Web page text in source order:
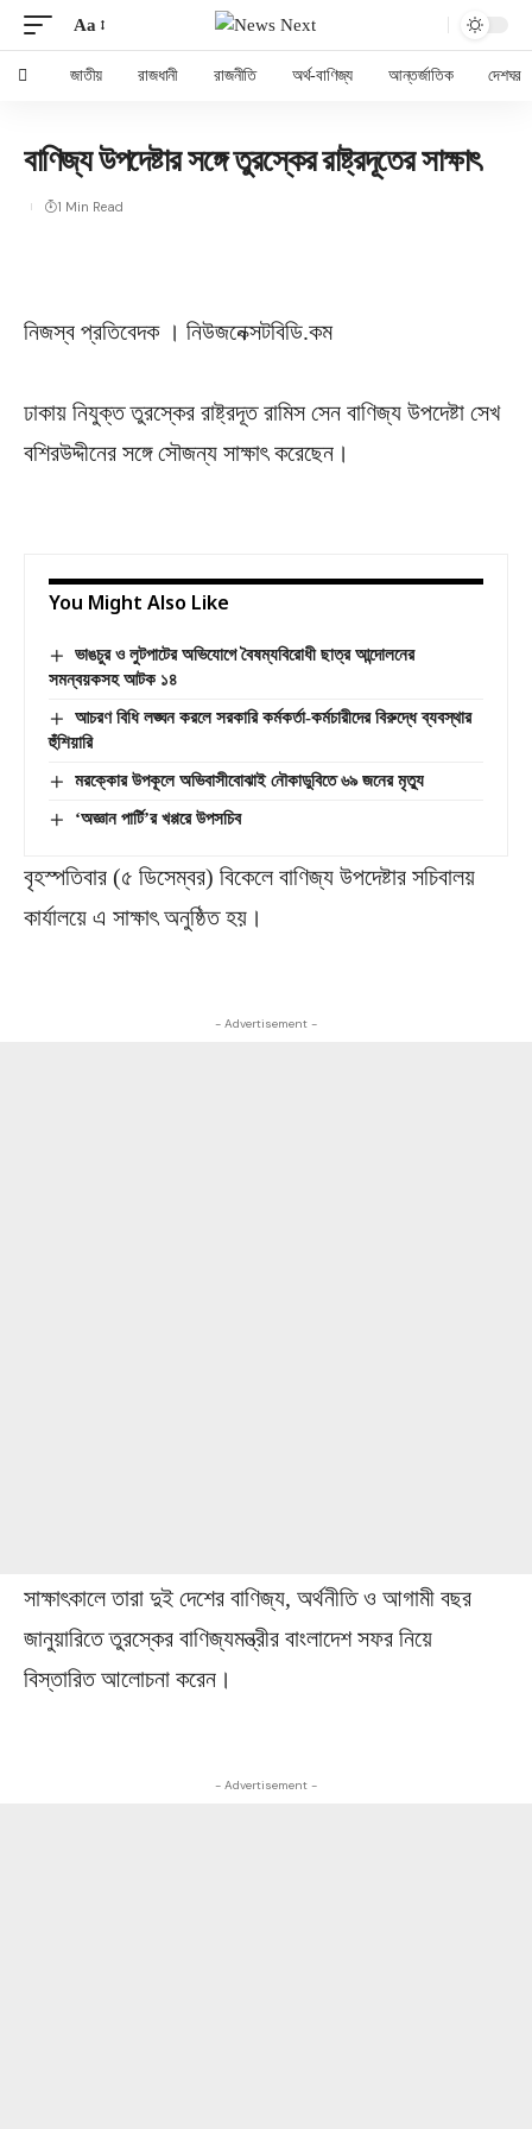
Aa
জাতীয় রাজধানী রাজনীতি অর্থ-বাণিজ্য আন্তর্জাতিক দেশঘর
বাণিজ্য উপদেষ্টার সঙ্গে তুরস্কের রাষ্ট্রদূতের সাক্ষাৎ
1 Min Read
নিজস্ব প্রতিবেদক । নিউজনেক্সটবিডি.কম
ঢাকায় নিযুক্ত তুরস্কের রাষ্ট্রদূত রামিস সেন বাণিজ্য উপদেষ্টা সেখ
বশিরউদ্দীনের সঙ্গে সৌজন্য সাক্ষাৎ করেছেন।
You Might Also Like
ভাঙচুর ও লুটপাটের অভিযোগে বৈষম্যবিরোধী ছাত্র আন্দোলনের
সমন্বয়কসহ আটক ১৪
আচরণ বিধি লঙ্ঘন করলে সরকারি কর্মকর্তা-কর্মচারীদের বিরুদ্ধে ব্যবস্থার
হুঁশিয়ারি
মরক্কোর উপকূলে অভিবাসীবোঝাই নৌকাডুবিতে ৬৯ জনের মৃত্যু
‘অজ্ঞান পার্টি’র খপ্পরে উপসচিব
বৃহস্পতিবার (৫ ডিসেম্বর) বিকেলে বাণিজ্য উপদেষ্টার সচিবালয়
কার্যালয়ে এ সাক্ষাৎ অনুষ্ঠিত হয়।
- Advertisement -
সাক্ষাৎকালে তারা দুই দেশের বাণিজ্য, অর্থনীতি ও আগামী বছর
জানুয়ারিতে তুরস্কের বাণিজ্যমন্ত্রীর বাংলাদেশ সফর নিয়ে
বিস্তারিত আলোচনা করেন।
- Advertisement -